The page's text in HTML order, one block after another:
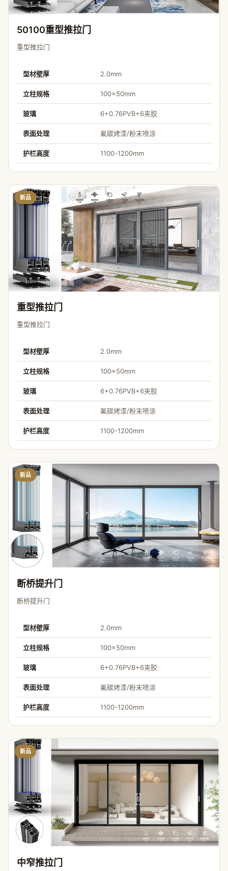
50100重型推拉门
重型推拉门
型材壁厚 2.0mm
立柱规格 100×50mm
玻璃 6+0.76PVB+6夹胶
表面处理 氟碳烤漆/粉末喷涂
护栏高度 1100-1200mm
新品
重型推拉门
重型推拉门
型材壁厚 2.0mm
立柱规格 100×50mm
玻璃 6+0.76PVB+6夹胶
表面处理 氟碳烤漆/粉末喷涂
护栏高度 1100-1200mm
新品
断桥提升门
断桥提升门
型材壁厚 2.0mm
立柱规格 100×50mm
玻璃 6+0.76PVB+6夹胶
表面处理 氟碳烤漆/粉末喷涂
护栏高度 1100-1200mm
新品
中窄推拉门